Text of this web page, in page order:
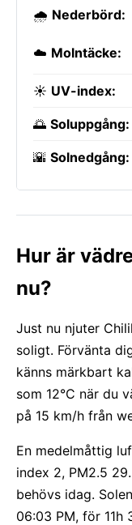
🌧️ Nederbörd:
☁️ Molntäcke:
☀️ UV-index:
🌅 Soluppgång:
🌇 Solnedgång:
Hur är
nu?
Just nu njuter
soligt. Förvänta
känns märkbart
som 12°C när du
på 15 km/h från
En medelmåttig
index 2, PM2.5
behövs idag.
06:03 PM, för 11h